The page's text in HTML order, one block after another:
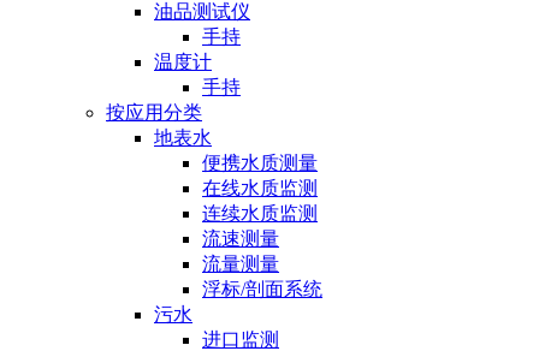
油品测试仪
手持
温度计
手持
按应用分类
地表水
便携水质测量
在线水质监测
连续水质监测
流速测量
流量测量
浮标/剖面系统
污水
进口监测